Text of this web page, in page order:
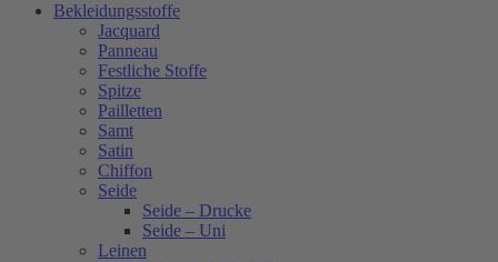
Bekleidungsstoffe
Jacquard
Panneau
Festliche Stoffe
Spitze
Pailletten
Samt
Satin
Chiffon
Seide
Seide – Drucke
Seide – Uni
Leinen